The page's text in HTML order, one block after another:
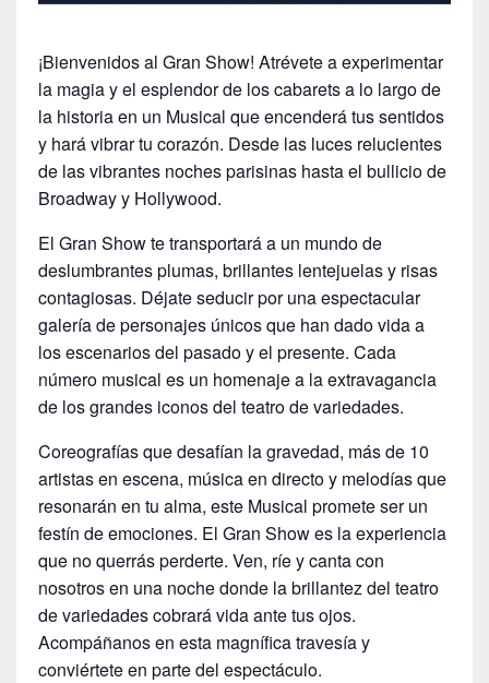
¡Bienvenidos al Gran Show! Atrévete a experimentar
la magia y el esplendor de los cabarets a lo largo de
la historia en un Musical que encenderá tus sentidos
y hará vibrar tu corazón. Desde las luces relucientes
de las vibrantes noches parisinas hasta el bullicio de
Broadway y Hollywood.
El Gran Show te transportará a un mundo de
deslumbrantes plumas, brillantes lentejuelas y risas
contagiosas. Déjate seducir por una espectacular
galería de personajes únicos que han dado vida a
los escenarios del pasado y el presente. Cada
número musical es un homenaje a la extravagancia
de los grandes iconos del teatro de variedades.
Coreografías que desafían la gravedad, más de 10
artistas en escena, música en directo y melodías que
resonarán en tu alma, este Musical promete ser un
festín de emociones. El Gran Show es la experiencia
que no querrás perderte. Ven, ríe y canta con
nosotros en una noche donde la brillantez del teatro
de variedades cobrará vida ante tus ojos.
Acompáñanos en esta magnífica travesía y
conviértete en parte del espectáculo.